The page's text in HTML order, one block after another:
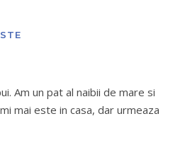
Am un pat al naibii de mare si
mai este in casa, dar urmeaza